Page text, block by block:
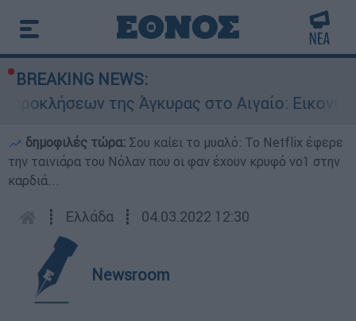
BREAKING NEWS:
της Άγκυρας στο Αιγαίο: Εικονική
δημοφιλές τώρα: Σου καίει το μυαλό: Το Netflix έφερε
την ταινιάρα του Νόλαν που οι φαν έχουν κρυφό νο1 στην
καρδιά...
┋ Ελλάδα ┋ 04.03.2022 12:30
Newsroom